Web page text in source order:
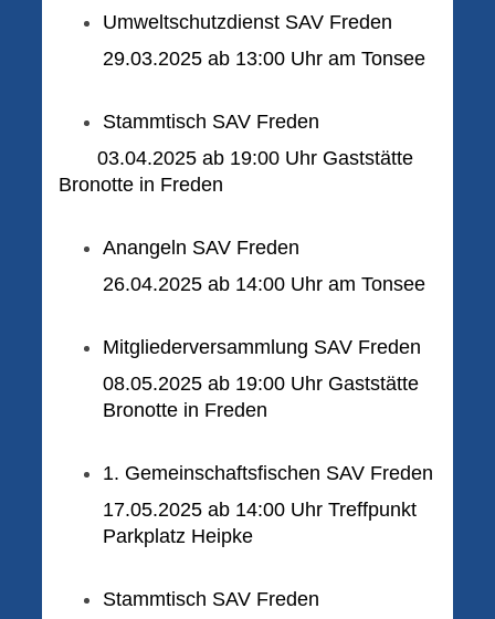
Umweltschutzdienst SAV Freden
29.03.2025 ab 13:00 Uhr am Tonsee
Stammtisch SAV Freden
03.04.2025 ab 19:00 Uhr Gaststätte
Bronotte in Freden
Anangeln SAV Freden
26.04.2025 ab 14:00 Uhr am Tonsee
Mitgliederversammlung SAV Freden
08.05.2025 ab 19:00 Uhr Gaststätte
Bronotte in Freden
1. Gemeinschaftsfischen SAV Freden
17.05.2025 ab 14:00 Uhr Treffpunkt
Parkplatz Heipke
Stammtisch SAV Freden